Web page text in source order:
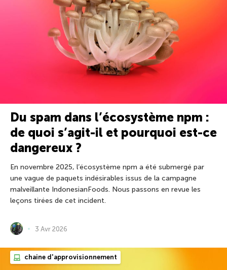
Du spam dans l’écosystème npm :
de quoi s’agit-il et pourquoi est-ce
dangereux ?
En novembre 2025, l’écosystème npm a été submergé par
une vague de paquets indésirables issus de la campagne
malveillante IndonesianFoods. Nous passons en revue les
leçons tirées de cet incident.
3 Avr 2026
chaine d'approvisionnement